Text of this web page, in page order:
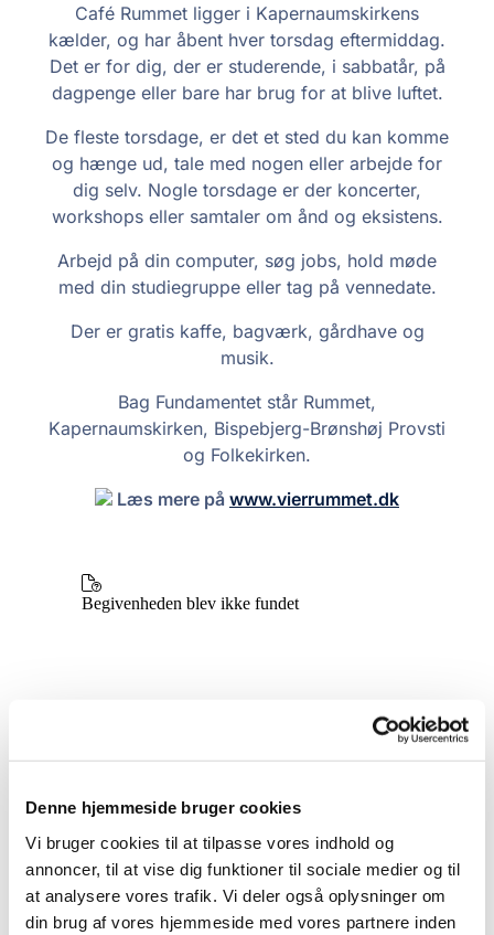
Denne hjemmeside bruger cookies
Vi bruger cookies til at tilpasse vores indhold og
annoncer, til at vise dig funktioner til sociale medier og til
at analysere vores trafik. Vi deler også oplysninger om
din brug af vores hjemmeside med vores partnere inden
Café Rummet ligger i Kapernaumskirkens
kælder, og har åbent hver torsdag eftermiddag.
Det er for dig, der er studerende, i sabbatår, på
dagpenge eller bare har brug for at blive luftet.
De fleste torsdage, er det et sted du kan komme
og hænge ud, tale med nogen eller arbejde for
dig selv. Nogle torsdage er der koncerter,
workshops eller samtaler om ånd og eksistens.
Arbejd på din computer, søg jobs, hold møde
med din studiegruppe eller tag på vennedate.
Der er gratis kaffe, bagværk, gårdhave og
musik.
Bag Fundamentet står Rummet,
Kapernaumskirken, Bispebjerg-Brønshøj Provsti
og Folkekirken.
Læs mere på www.vierrummet.dk